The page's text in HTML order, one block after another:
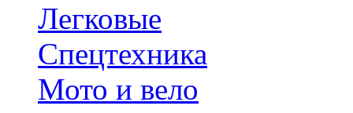
Легковые
Спецтехника
Мото и вело